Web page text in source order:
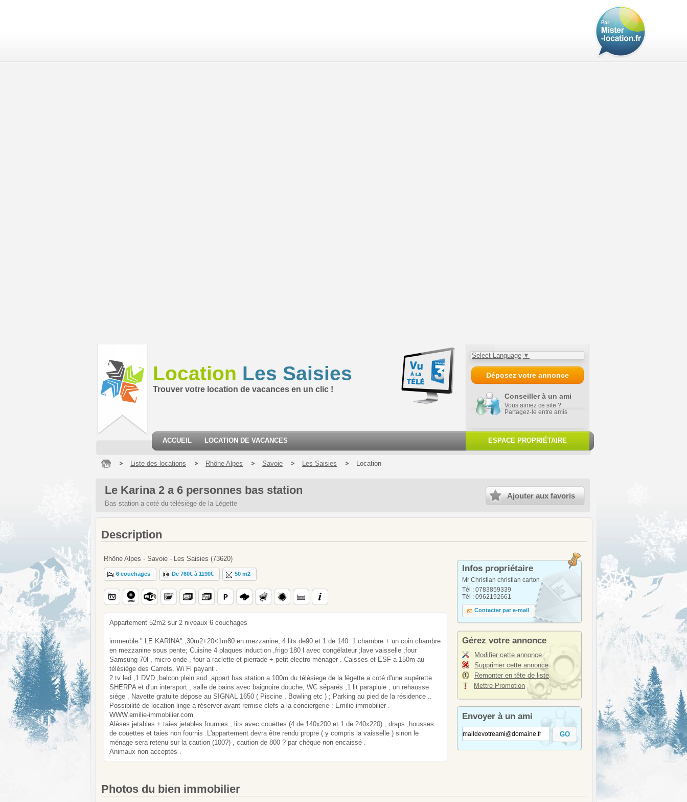
Location Les Saisies
Trouver votre location de vacances en un clic !
Select Language ▼
Déposez votre annonce
Conseiller à un ami
Vous aimez ce site ?
Partagez-le entre amis
ACCUEIL LOCATION DE VACANCES ESPACE PROPRIÉTAIRE
Liste des locations Rhône Alpes Savoie Les Saisies Location
Le Karina 2 a 6 personnes bas station
Bas station a coté du télésiège de la Légette
Ajouter aux favoris
Description
Rhône Alpes - Savoie - Les Saisies (73620)
6 couchages De 760€ à 1190€ 50 m2
Appartement 52m2 sur 2 niveaux 6 couchages
immeuble " LE KARINA" ;30m2+20<1m80 en mezzanine, 4 lits de90 et 1 de 140. 1 chambre + un coin chambre
en mezzanine sous pente; Cuisine 4 plaques induction ,frigo 180 l avec congélateur ;lave vaisselle ,four
Samsung 70l , micro onde , four a raclette et pierrade + petit électro ménager . Caisses et ESF a 150m au
télésiège des Carrets. Wi Fi payant .
2 tv led ,1 DVD ,balcon plein sud ,appart bas station a 100m du télèsiege de la légette a coté d'une supérette
SHERPA et d'un intersport , salle de bains avec baignoire douche, WC séparés ,1 lit parapluie , un rehausse
siège . Navette gratuite dépose au SIGNAL 1650 ( Piscine , Bowling etc ) ; Parking au pied de la résidence ..
Possibilité de location linge a réserver avant remise clefs a la conciergerie : Emilie immobilier .
WWW.emilie-immobilier.com
Alèses jetables + taies jetables fournies , lits avec couettes (4 de 140x200 et 1 de 240x220) , draps ,housses
de couettes et taies non fournis .L'appartement devra être rendu propre ( y compris la vaisselle ) sinon le
ménage sera retenu sur la caution (100?) , caution de 800 ? par chèque non encaissé .
Animaux non acceptés .
Infos propriétaire
Mr Christian christian carton
Tél : 0783859339
Tél : 0962192661
Contacter par e-mail
Gérez votre annonce
Modifier cette annonce
Supprimer cette annonce
Remonter en tête de liste
Mettre Promotion
Envoyer à un ami
GO
Photos du bien immobilier